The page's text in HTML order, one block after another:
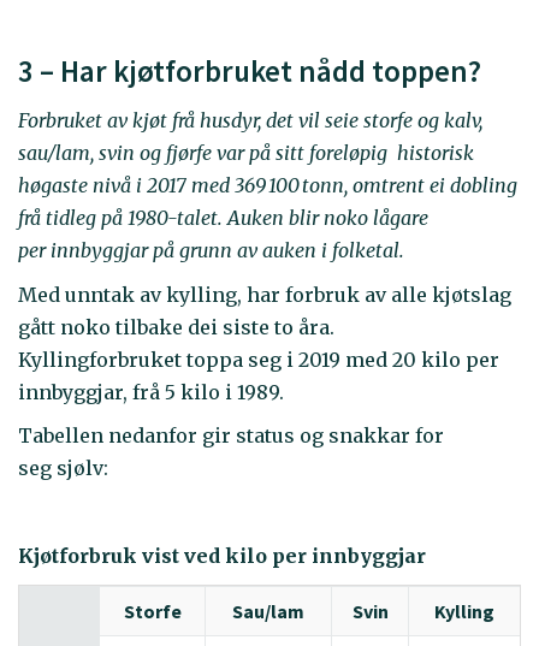
3 – Har kjøtforbruket nådd toppen?
Forbruket av kjøt frå husdyr, det vil seie storfe og kalv,
sau/lam, svin og fjørfe var på sitt foreløpig historisk
høgaste nivå i 2017 med 369 100 tonn, omtrent ei dobling
frå tidleg på 1980-talet. Auken blir noko lågare
per innbyggjar på grunn av auken i folketal.
Med unntak av kylling, har forbruk av alle kjøtslag
gått noko tilbake dei siste to åra.
Kyllingforbruket toppa seg i 2019 med 20 kilo per
innbyggjar, frå 5 kilo i 1989.
Tabellen nedanfor gir status og snakkar for
seg sjølv:
Kjøtforbruk vist ved kilo per innbyggjar
Storfe Sau/lam Svin Kylling